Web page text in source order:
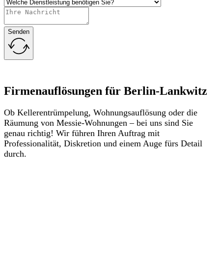
Senden
Firmenauflösungen für Berlin-Lankwitz
Ob Kellerentrümpelung, Wohnungsauflösung oder die
Räumung von Messie-Wohnungen – bei uns sind Sie
genau richtig! Wir führen Ihren Auftrag mit
Professionalität, Diskretion und einem Auge fürs Detail
durch.